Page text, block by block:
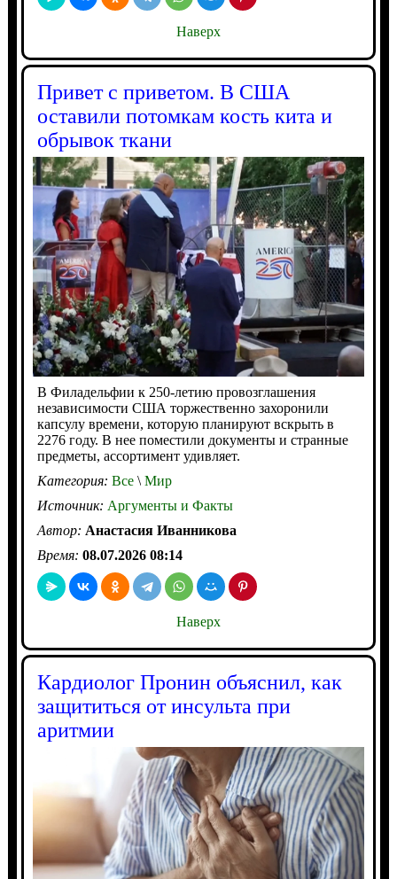
Наверх
Привет с приветом. В США
оставили потомкам кость кита и
обрывок ткани
В Филадельфии к 250-летию провозглашения
независимости США торжественно захоронили
капсулу времени, которую планируют вскрыть в
2276 году. В нее поместили документы и странные
предметы, ассортимент удивляет.
Категория: Все\Мир
Источник: Аргументы и Факты
Автор: Анастасия Иванникова
Время: 08.07.2026 08:14
Наверх
Кардиолог Пронин объяснил, как
защититься от инсульта при
аритмии